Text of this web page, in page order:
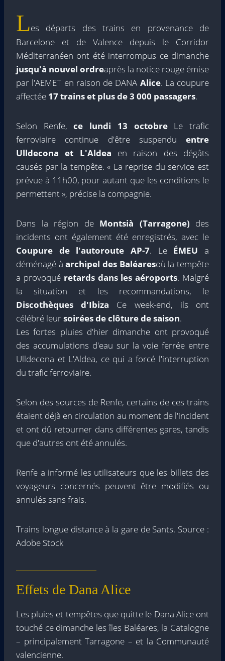
Les départs des trains en provenance de
Barcelone et de Valence depuis le Corridor
Méditerranéen ont été interrompus ce dimanche
jusqu'à nouvel ordreaprès la notice rouge émise
par l'AEMET en raison de DANA Alice. La coupure
affectée 17 trains et plus de 3 000 passagers.
Selon Renfe,ce lundi 13 octobreLe trafic
ferroviaire continue d'être suspendu entre
Ulldecona et L'Aldea en raison des dégâts
causés par la tempête. « La reprise du service est
prévue à 11h00, pour autant que les conditions le
permettent », précise la compagnie.
Dans la région de Montsià (Tarragone) des
incidents ont également été enregistrés, avec le
Coupure de l'autoroute AP-7. Le ÉMEU a
déménagé àarchipel des Baléaresoù la tempête
a provoqué retards dans les aéroports. Malgré
la situation et les recommandations, le
Discothèques d'Ibiza Ce week-end, ils ont
célébré leursoirées de clôture de saison.
Les fortes pluies d'hier dimanche ont provoqué
des accumulations d'eau sur la voie ferrée entre
Ulldecona et L'Aldea, ce qui a forcé l'interruption
du trafic ferroviaire.
Selon des sources de Renfe, certains de ces trains
étaient déjà en circulation au moment de l'incident
et ont dû retourner dans différentes gares, tandis
que d'autres ont été annulés.
Renfe a informé les utilisateurs que les billets des
voyageurs concernés peuvent être modifiés ou
annulés sans frais.
Trains longue distance à la gare de Sants. Source :
Adobe Stock
Effets de Dana Alice
Les pluies et tempêtes que quitte le Dana Alice ont
touché ce dimanche les îles Baléares, la Catalogne
– principalement Tarragone – et la Communauté
valencienne.